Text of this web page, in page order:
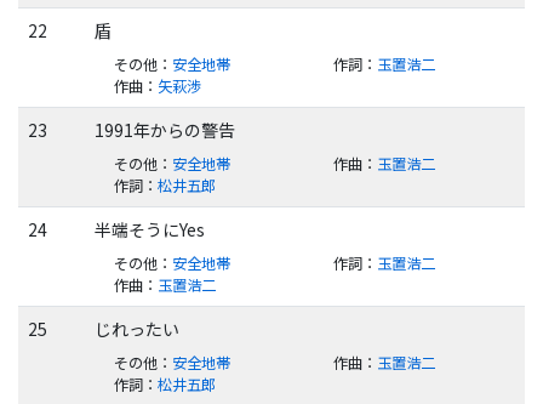
22 盾
その他： 安全地帯 作詞： 玉置浩二
作曲： 矢萩渉
23 1991年からの警告
その他： 安全地帯 作曲： 玉置浩二
作詞： 松井五郎
24 半端そうにYes
その他： 安全地帯 作詞： 玉置浩二
作曲： 玉置浩二
25 じれったい
その他： 安全地帯 作曲： 玉置浩二
作詞： 松井五郎